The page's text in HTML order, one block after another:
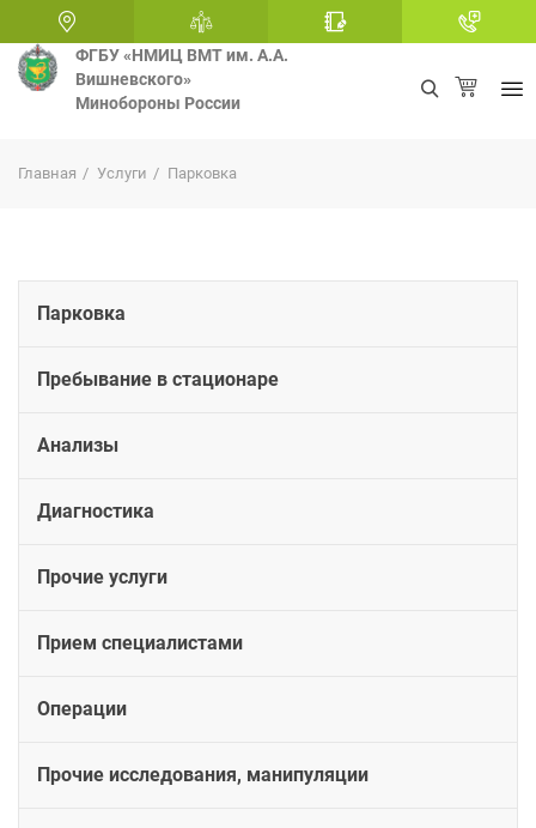
ФГБУ «НМИЦ ВМТ им. А.А.
Вишневского»
Минобороны России
Главная Услуги Парковка
Парковка
Пребывание в стационаре
Анализы
Диагностика
Прочие услуги
Прием специалистами
Операции
Прочие исследования, манипуляции